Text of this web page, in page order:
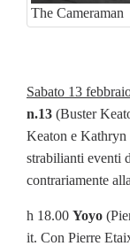
The Cameraman
Sabato 13
n.13 (Buster
Keaton e
strabilianti eventi
contrariamente
h 18.00 Yoyo
it. Con Pierre